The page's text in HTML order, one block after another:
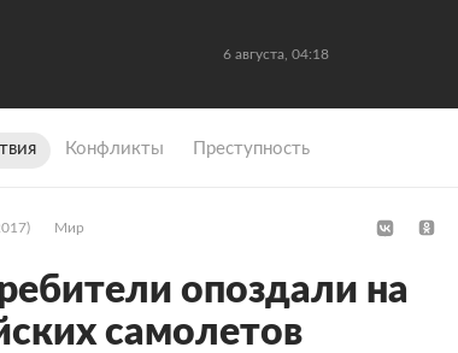
6 августа, 04:18
Конфликты Преступность
Мир
опоздали на
самолетов